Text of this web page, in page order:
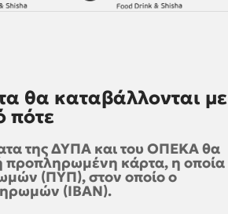
θα καταβάλλονται με
πότε
της ΔΥΠΑ και του ΟΠΕΚΑ θα
προπληρωμένη κάρτα, η οποία
(ΠΥΠ), στον οποίο ο
(IBAN).